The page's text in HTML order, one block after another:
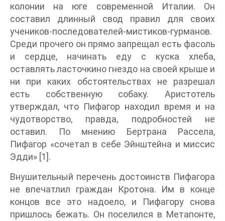
колонии на юге современной Италии. Он
составил длинный свод правил для своих
учеников-последователей-мистиков-гурманов.
Среди прочего он прямо запрещал есть фасоль
и сердце, начинать еду с куска хлеба,
оставлять ласточкино гнездо на своей крыше и
ни при каких обстоятельствах не разрешал
есть собственную собаку. Аристотель
утверждал, что Пифагор находил время и на
чудотворство, правда, подробностей не
оставил. По мнению Бертрана Рассела,
Пифагор «сочетал в себе Эйнштейна и миссис
Эдди» [1].
Внушительный перечень достоинств Пифагора
не впечатлил граждан Кротона. Им в конце
концов все это надоело, и Пифагору снова
пришлось бежать. Он поселился в Метапонте,